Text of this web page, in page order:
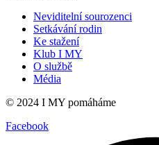
Neviditelní sourozenci
Setkávání rodin
Ke stažení
Klub I MY
O službě
Média
© 2024 I MY pomáháme
Facebook